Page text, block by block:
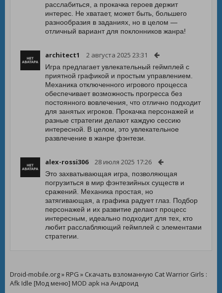
расслабиться, а прокачка героев держит
интерес. Не хватает, может быть, большего
разнообразия в заданиях, но в целом —
отличный вариант для поклонников жанра!
architect1 2 августа 2025 23:31
Игра предлагает увлекательный геймплей с
приятной графикой и простым управлением.
Механика отключенного игрового процесса
обеспечивает возможность прогресса без
постоянного вовлечения, что отлично подходит
для занятых игроков. Прокачка персонажей и
разные стратегии делают каждую сессию
интересной. В целом, это увлекательное
развлечение в жанре фэнтези.
alex-rossi306 28 июля 2025 17:26
Это захватывающая игра, позволяющая
погрузиться в мир фэнтезийных существ и
сражений. Механика простая, но
затягивающая, а графика радует глаз. Подбор
персонажей и их развитие делают процесс
интересным, идеально подходит для тех, кто
любит расслабляющий геймплей с элементами
стратегии.
Droid-mobile.org» RPG » Скачать взломанную Cat Warrior Girls :
Afk Idle [Мод меню] MOD apk на Андроид